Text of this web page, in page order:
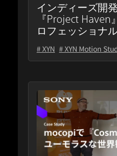
インディーズ開
『Project
ロフェッショナ
# XYN # XYN Motion